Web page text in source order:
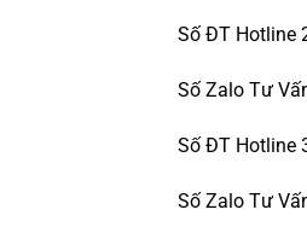
Số ĐT Hotline
Số Zalo Tư
Số ĐT Hotline
Số Zalo Tư